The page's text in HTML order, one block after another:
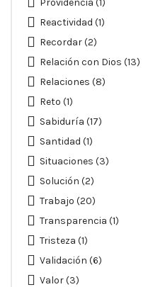
Providencia (1)
Reactividad (1)
Recordar(2)
Relación con Dios (13)
Relaciones (8)
Reto (1)
Sabiduría (17)
Santidad (1)
Situaciones (3)
Solución (2)
Trabajo (20)
Transparencia (1)
Tristeza (1)
Validación (6)
Valor(3)